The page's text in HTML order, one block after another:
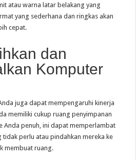
atau warna latar belakang yang
yang sederhana dan ringkas akan
cepat.
dan
Komputer
juga dapat mempengaruhi kinerja
memiliki cukup ruang penyimpanan
Anda penuh, ini dapat memperlambat
tidak perlu atau pindahkan mereka ke
membuat ruang.